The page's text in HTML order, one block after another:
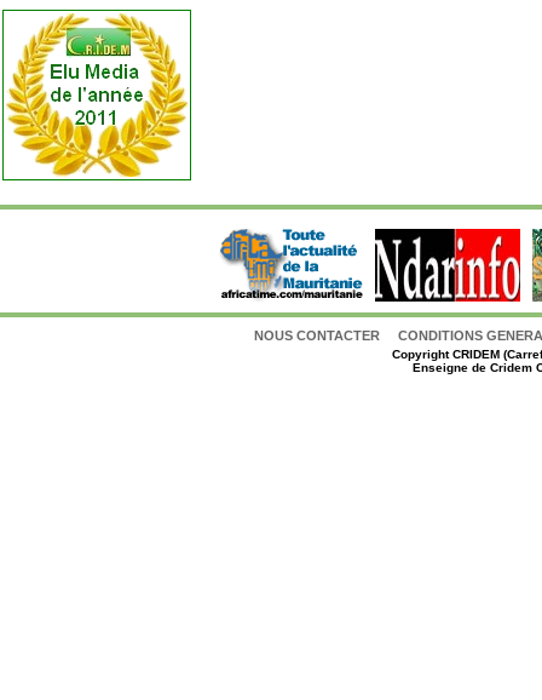
NOUS CONTACTER CONDITIONS
CopyrightCRIDEM
Enseigne de Cridem